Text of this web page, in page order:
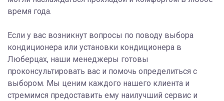
время года.
Если у вас возникнут вопросы по поводу выбора
кондиционера или установки кондиционера в
Люберцах, наши менеджеры готовы
проконсультировать вас и помочь определиться с
выбором. Мы ценим каждого нашего клиента и
стремимся предоставить ему наилучший сервис и